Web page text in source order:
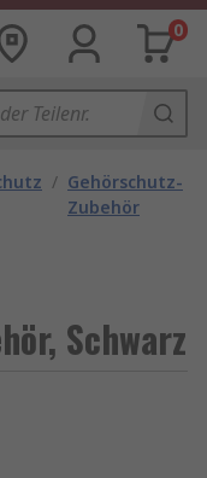
0
/ Gehörschutz-
Zubehör
Schwarz